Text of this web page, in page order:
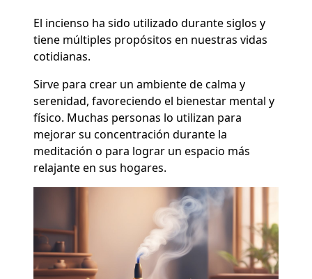
El incienso ha sido utilizado durante siglos y
tiene múltiples propósitos en nuestras vidas
cotidianas.
Sirve para crear un ambiente de calma y
serenidad, favoreciendo el bienestar mental y
físico. Muchas personas lo utilizan para
mejorar su concentración durante la
meditación o para lograr un espacio más
relajante en sus hogares.